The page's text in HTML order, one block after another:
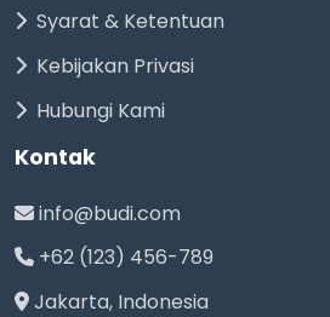
Syarat & Ketentuan
Kebijakan Privasi
Hubungi Kami
Kontak
info@budi.com
+62 (123) 456-789
Jakarta, Indonesia